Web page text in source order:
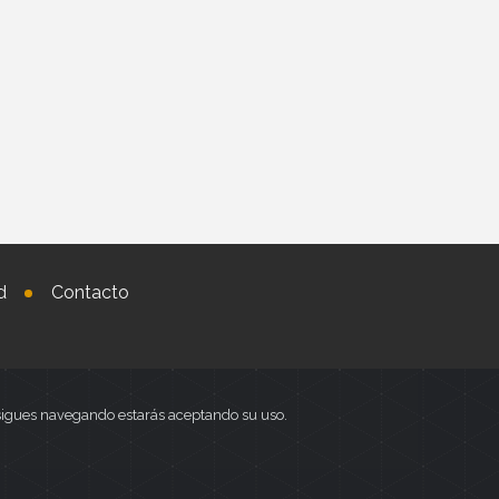
Contacto
navegando estarás aceptando su uso.